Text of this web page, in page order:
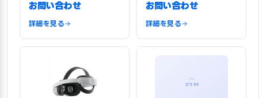
お問い合わせ
詳細を見る
お問い合わせ
詳細を見る